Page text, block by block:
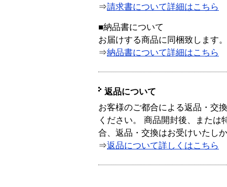
⇒請求書について詳細はこちら
■納品書について
お届けする商品に同梱致します。
⇒納品書について詳細はこちら
返品について
お客様のご都合による返品・交
ください。 商品開封後、または
合、返品・交換はお受けいたし
⇒返品について詳しくはこちら